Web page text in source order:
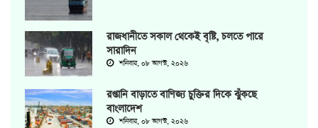
রাজধানীতে সকাল থেকেই বৃষ্টি, চলতে পারে
সারাদিন
শনিবার, ০৮ আগস্ট, ২০২৬
রপ্তানি বাড়াতে বাণিজ্য চুক্তির দিকে ঝুঁকছে
বাংলাদেশ
শনিবার, ০৮ আগস্ট, ২০২৬